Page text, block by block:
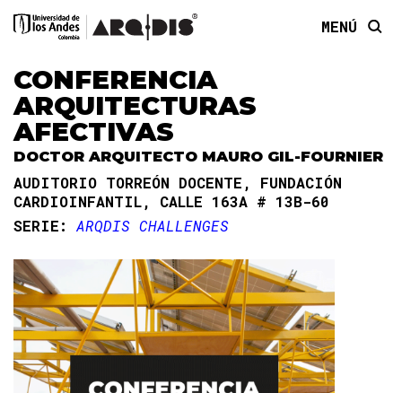
MENÚ
CONFERENCIA
ARQUITECTURAS
AFECTIVAS
DOCTOR ARQUITECTO MAURO GIL-FOURNIER
AUDITORIO TORREÓN DOCENTE, FUNDACIÓN
CARDIOINFANTIL, CALLE 163A # 13B-60
SERIE: ARQDIS CHALLENGES